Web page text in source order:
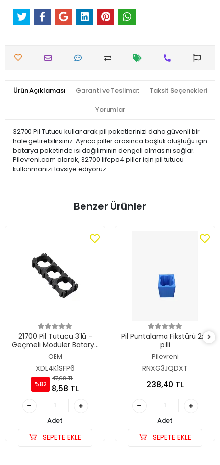
Ürün Açıklaması Garanti ve Teslimat Taksit Seçenekleri
Yorumlar
32700 Pil Tutucu kullanarak pil paketlerinizi daha güvenli bir
hale getirebilirsiniz. Ayrıca piller arasında boşluk oluştuğu için
batarya paketinde ısı dağılımının dengeli olmasını sağlar.
Pilevreni.com olarak, 32700 lifepo4 piller için pil tutucu
kullanmanızı tavsiye ediyoruz.
Benzer Ürünler
21700 Pil Tutucu 3'lü -
Geçmeli Modüler Batarya
Yuvası ve Sabitleyici
OEM
XDL4K1SFP6
%82
47,68 TL
8,58 TL
Adet
SEPETE EKLE
Pil Puntalama Fikstürü 2x2
pilli
Pilevreni
RNXG3JQDXT
238,40 TL
Adet
SEPETE EKLE